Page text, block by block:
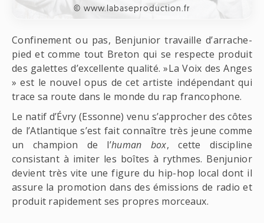
© www.labaseproduction.fr
Confinement ou pas, Benjunior travaille d’arrache-
pied et comme tout Breton qui se respecte produit
des galettes d’excellente qualité. »La Voix des Anges
» est le nouvel opus de cet artiste indépendant qui
trace sa route dans le monde du rap francophone.
Le natif d’Évry (Essonne) venu s’approcher des côtes
de l’Atlantique s’est fait connaître très jeune comme
un champion de l’human box, cette discipline
consistant à imiter les boîtes à rythmes. Benjunior
devient très vite une figure du hip-hop local dont il
assure la promotion dans des émissions de radio et
produit rapidement ses propres morceaux.